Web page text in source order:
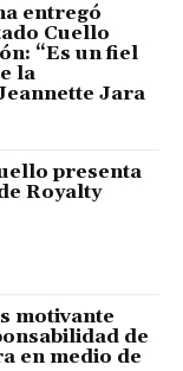
entregó
Cuello
“Es un fiel
la
Jara
presenta
Royalty
motivante
de
en medio de